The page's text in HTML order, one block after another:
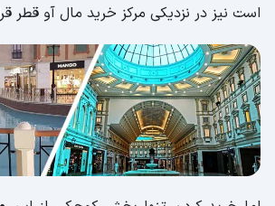
است نیز در نزدیکی مرکز خرید مال آو قطر